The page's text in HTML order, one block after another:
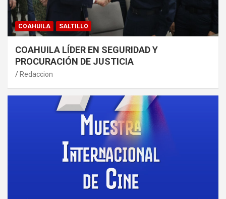
COAHUILA SALTILLO
COAHUILA LÍDER EN SEGURIDAD Y
PROCURACIÓN DE JUSTICIA
Redaccion